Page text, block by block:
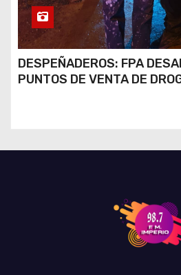
DESPEÑADEROS: FPA
PUNTOS DE VENTA DE